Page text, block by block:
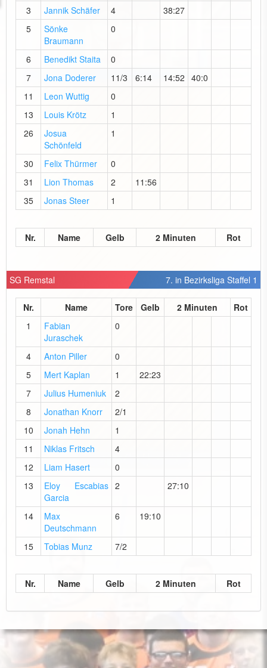
3
Jannik Schäfer 4
38:27
5
Sönke
Braumann
0
6 Benedikt Staita
0
7
Jona Doderer 11/3 6:14 14:52 40:0
11
Leon Wuttig
0
13
Louis Krötz
1
26
Josua
Schönfeld
1
30 Felix Thürmer
0
31
Lion Thomas 2
11:56
35
Jonas Steer 1
Nr. Name Gelb 2 Minuten Rot
SG Remstal 7. in Bezirksliga Staffel 1
Nr. Name Tore Gelb 2 Minuten
Rot
1
Fabian
Juraschek
0
4 Anton Piller
0
5
Mert Kaplan 1
22:23
7
Julius Humeniuk
2
8
Jonathan Knorr
2/1
10
Jonah Hehn
1
11
Niklas Fritsch
4
12
Liam Hasert
0
13
Eloy Escabias
Garcia
2 27:10
14
Max
Deutschmann
6 19:10
15 Tobias Munz 7/2
Nr. Name Gelb 2 Minuten Rot